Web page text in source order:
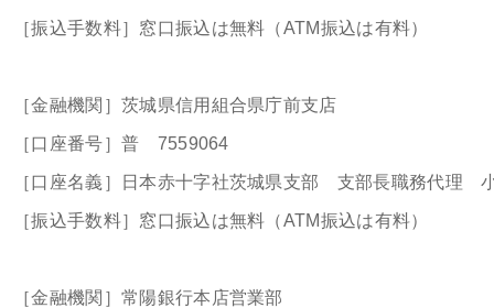
［振込手数料］窓口振込は無料（ATM振込は有料）
［金融機関］茨城県信用組合県庁前支店
［口座番号］普 7559064
［口座名義］日本赤十字社茨城県支部 支部長職務代理
［振込手数料］窓口振込は無料（ATM振込は有料）
［金融機関］常陽銀行本店営業部